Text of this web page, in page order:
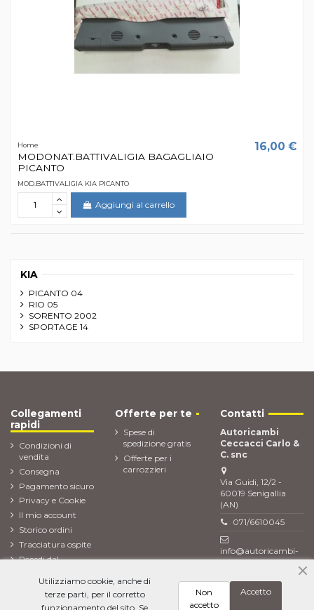
Home
MODONAT.BATTIVALIGIA BAGAGLIAIO
PICANTO
16,00 €
MOD.BATTIVALIGIA KIA PICANTO
Aggiungi al carrello
KIA
PICANTO 04
RIO 05
SORENTO 2002
SPORTAGE 14
Collegamenti
rapidi
Condizioni di
vendita
Consegna
Pagamento sicuro
Privacy e Cookie
Il mio account
Storico ordini
Tracciatura ospite
Recedi dal
ordine)
Offerte per te
Spese di
spedizione gratis
Offerte per i
carrozzieri
Contatti
Autoricambi
Ceccacci Carlo &
C. snc
Via Guidi, 12/2 -
60019 Senigallia
(AN)
071/6610045
info@autoricambi-
ceccacci.it
Newsletter
Utilizziamo cookie, anche di
terze parti, per il corretto
funzionamento del sito. Se
Accetto
Non
accetto